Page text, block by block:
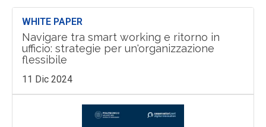
WHITE PAPER
Navigare tra smart working e ritorno in
ufficio: strategie per un'organizzazione
flessibile
11 Dic 2024